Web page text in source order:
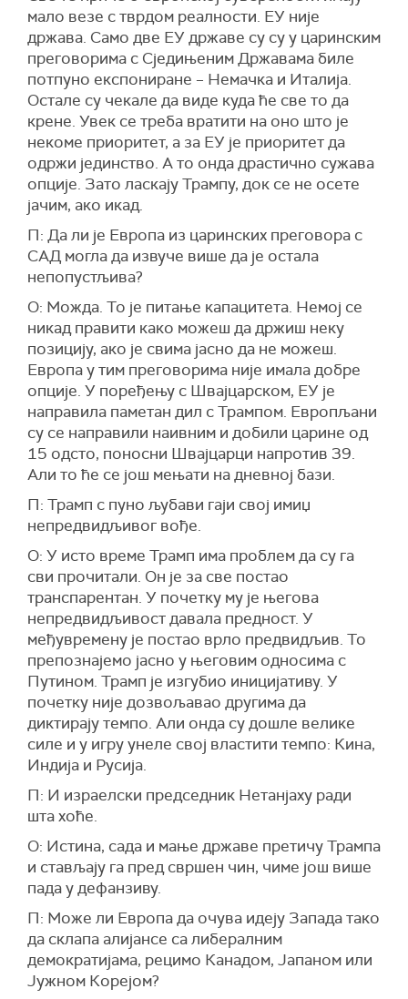
мало везе с тврдом реалности. ЕУ није
држава. Само две ЕУ државе су су у царинским
преговорима с Сједињеним Државама биле
потпуно експониране – Немачка и Италија.
Остале су чекале да виде куда ће све то да
крене. Увек се треба вратити на оно што је
некоме приоритет, а за ЕУ је приоритет да
одржи јединство. А то онда драстично сужава
опције. Зато ласкају Трампу, док се не осете
јачим, ако икад.
П: Да ли је Европа из царинских преговора с
САД могла да извуче више да је остала
непопустљива?
О: Можда. То је питање капацитета. Немој се
никад правити како можеш да држиш неку
позицију, ако је свима јасно да не можеш.
Европа у тим преговорима није имала добре
опције. У поређењу с Швајцарском, ЕУ је
направила паметан дил с Трампом. Европљани
су се направили наивним и добили царине од
15 одсто, поносни Швајцарци напротив 39.
Али то ће се још мењати на дневној бази.
П: Трамп с пуно љубави гаји свој имиџ
непредвидљивог вође.
О: У исто време Трамп има проблем да су га
сви прочитали. Он је за све постао
транспарентан. У почетку му је његова
непредвидљивост давала предност. У
међувремену је постао врло предвидљив. То
препознајемо јасно у његовим односима с
Путином. Трамп је изгубио иницијативу. У
почетку није дозвољавао другима да
диктирају темпо. Али онда су дошле велике
силе и у игру унеле свој властити темпо: Кина,
Индија и Русија.
П: И израелски председник Нетанјаху ради
шта хоће.
О: Истина, сада и мање државе претичу Трампа
и стављају га пред свршен чин, чиме још више
пада у дефанзиву.
П: Може ли Европа да очува идеју Запада тако
да склапа алијансе са либералним
демократијама, рецимо Канадом, Јапаном или
Јужном Корејом?